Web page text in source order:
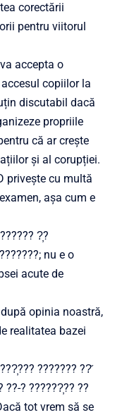
corectării
pentru viitorul
accepta o
copiilor la
discutabil dacă
propriile
că ar crește
și al corupției.
privește cu multă
așa cum e
?̦?
nu e o
acute de
după opinia noastră,
realitatea bazei
??????? ??̆
??-? ??????̦?? ??
tot vrem să se